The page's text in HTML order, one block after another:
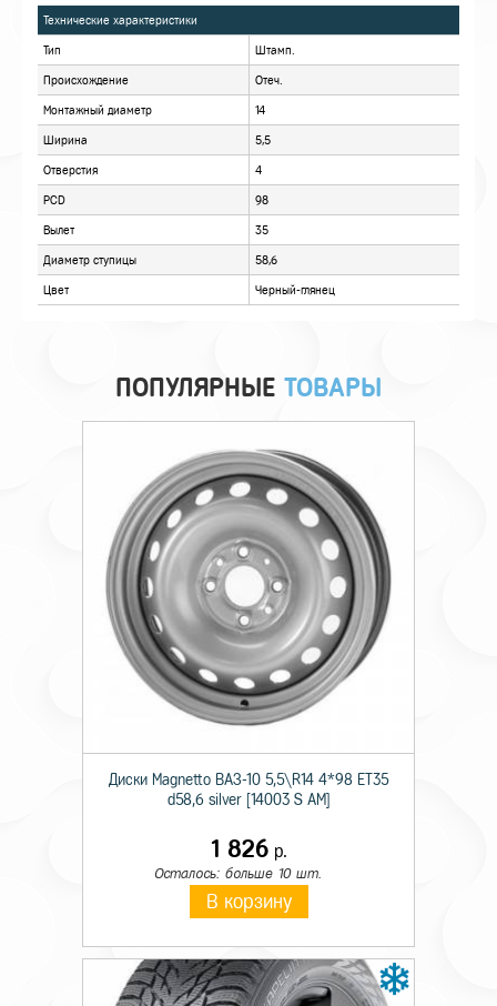
ОПИСАНИЕ
ОТЗЫВЫ
Технические характеристики
Происхождение Отеч.
Монтажный диаметр
Вылет 35
ПОПУЛЯРНЫЕ ТОВАРЫ
Диски Magnetto ВАЗ-10 5,5\R14 4*98 ET35
d58,6 silver [14003 S AM]
1 826р.
Осталось: больше 10 шт.
В корзину